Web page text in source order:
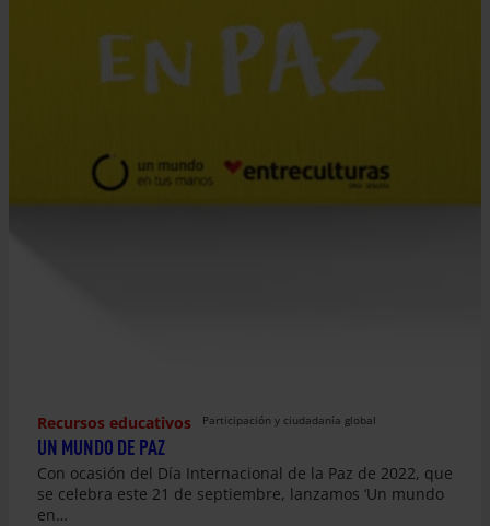
Recursos educativos Participación y ciudadanía global
UN MUNDO DE PAZ
Con ocasión del Día Internacional de la Paz de 2022, que
se celebra este 21 de septiembre, lanzamos ‘Un mundo
en…